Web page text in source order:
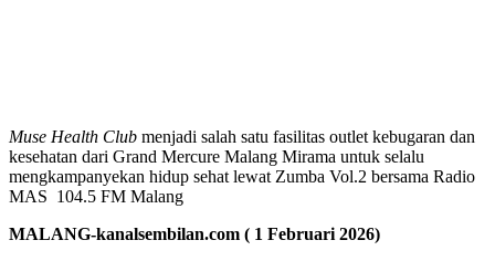
Muse Health Club menjadi salah satu fasilitas outlet kebugaran dan
kesehatan dari Grand Mercure Malang Mirama untuk selalu
mengkampanyekan hidup sehat lewat Zumba Vol.2 bersama Radio
MAS 104.5 FM Malang
MALANG-kanalsembilan.com ( 1 Februari 2026)